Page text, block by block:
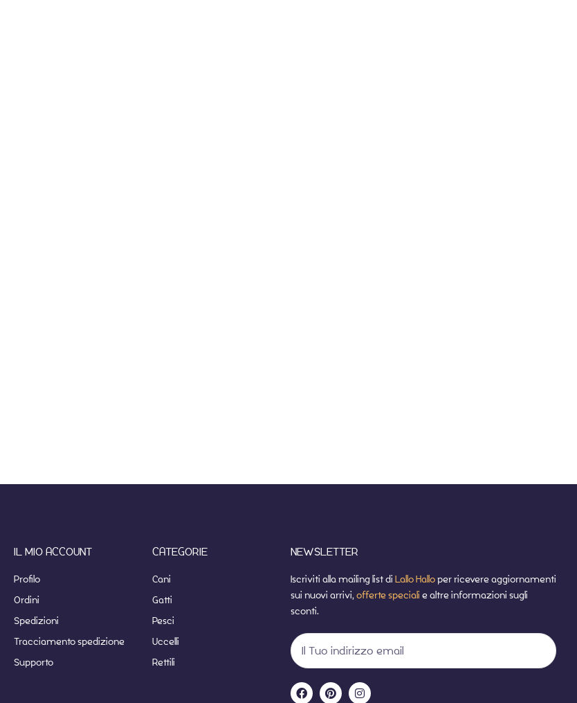
IL MIO ACCOUNT
Profilo
Ordini
Spedizioni
Tracciamento spedizione
Supporto
CATEGORIE
Cani
Gatti
Pesci
Uccelli
Rettili
NEWSLETTER
Iscriviti alla mailing list di Lallo Halloper ricevere aggiornamenti
sui nuovi arrivi,offerte speciali e altre informazioni sugli
sconti.